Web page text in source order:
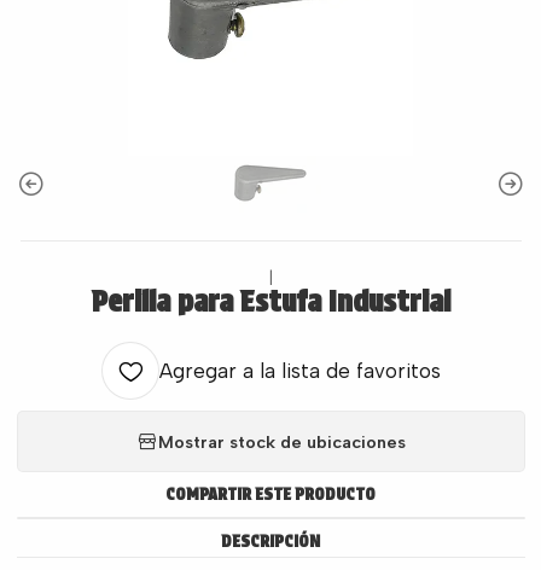
Perilla para Estufa Industrial
Agregar a la lista de favoritos
Mostrar stock de ubicaciones
COMPARTIR ESTE PRODUCTO
DESCRIPCIÓN